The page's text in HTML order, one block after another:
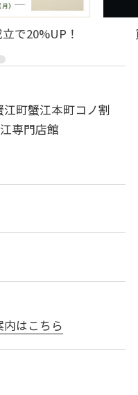
で20%UP！
町蟹江本町コノ割
専門店館
はこちら